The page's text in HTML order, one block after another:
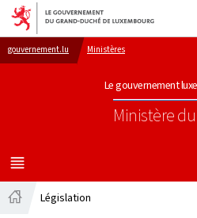
Aller au menu
Aller au
gouvernement.lu Ministères
Le gouvernement
Ministère
MENU
PRINCIPAL
Législation